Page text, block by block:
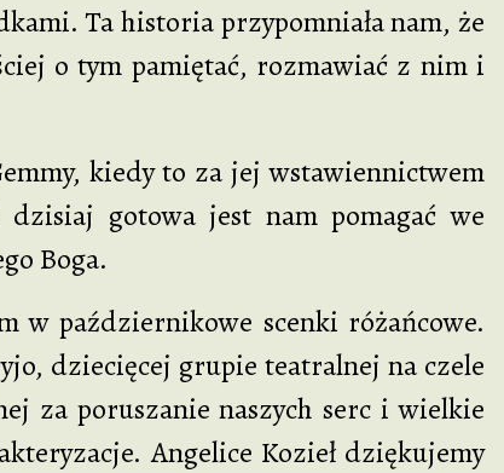
Ta historia przypomniała nam, że
o tym pamiętać, rozmawiać z nim i
kiedy to za jej wstawiennictwem
gotowa jest nam pomagać we
Boga.
październikowe scenki różańcowe.
dziecięcej grupie teatralnej na czele
za poruszanie naszych serc i wielkie
Angelice Kozieł dziękujemy